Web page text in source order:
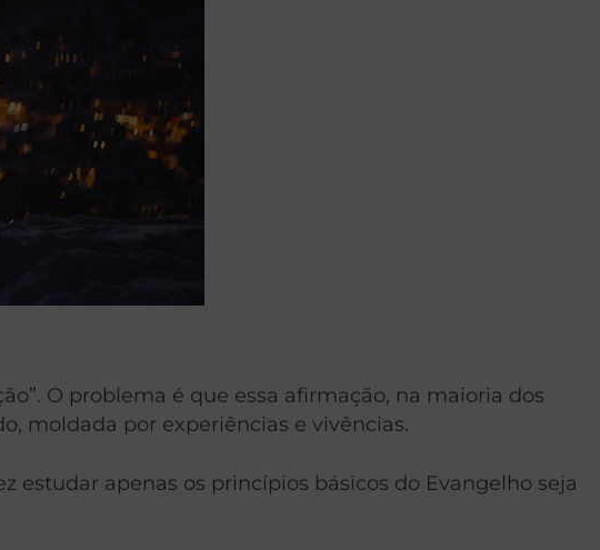
O problema é que essa afirmação, na maioria dos
moldada por experiências e vivências.
estudar apenas os princípios básicos do Evangelho seja